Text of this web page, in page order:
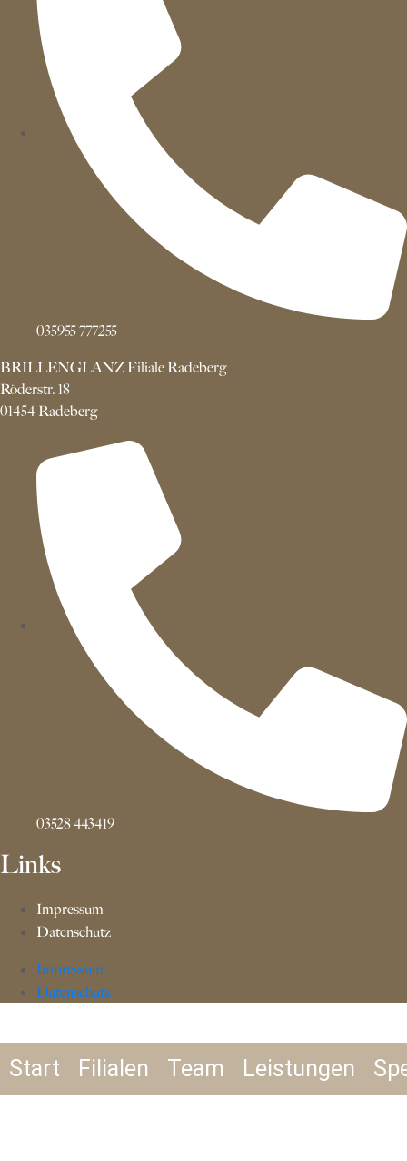
035955 777255
BRILLENGLANZ Filiale Radeberg
Röderstr. 18
01454 Radeberg
03528 443419
Links
Impressum
Datenschutz
Impressum
Datenschutz
Start Filialen Team Leistungen